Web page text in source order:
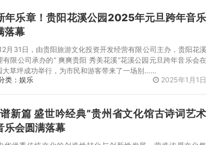
年乐章！贵阳花溪公园2025年元旦跨年音乐
落幕
月31日，由贵阳旅游文化投资开发经营有限公司主办，贵阳花溪
有限公司承办的“ 爽爽贵阳 秀美花溪”花溪公园元旦跨年音乐会在
大草坪成功举行，为市民和游客带来了一场别……
类：娱乐
2025年1月1日
新篇 盛世吟经典”贵州省文化馆古诗词艺术
乐会圆满落幕